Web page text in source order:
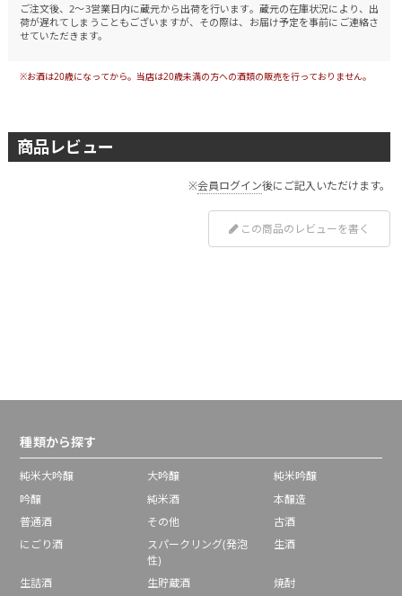
ご注文後、2～3営業日内に蔵元から出荷を行います。 蔵元の在庫状況により、出
荷が遅れてしまうこともございますが、その際は、お届け予定を事前にご連絡さ
せていただきます。
※お酒は20歳になってから。当店は20歳未満の方への酒類の販売を行っておりません。
商品レビュー
※会員ログイン後にご記入いただけます。
この商品のレビューを書く
種類から探す
純米大吟醸 大吟醸
純米吟醸
吟醸
純米酒
本醸造
普通酒
その他
古酒
にごり酒
スパークリング(発泡
性)
生酒
生詰酒 生貯蔵酒
焼酎